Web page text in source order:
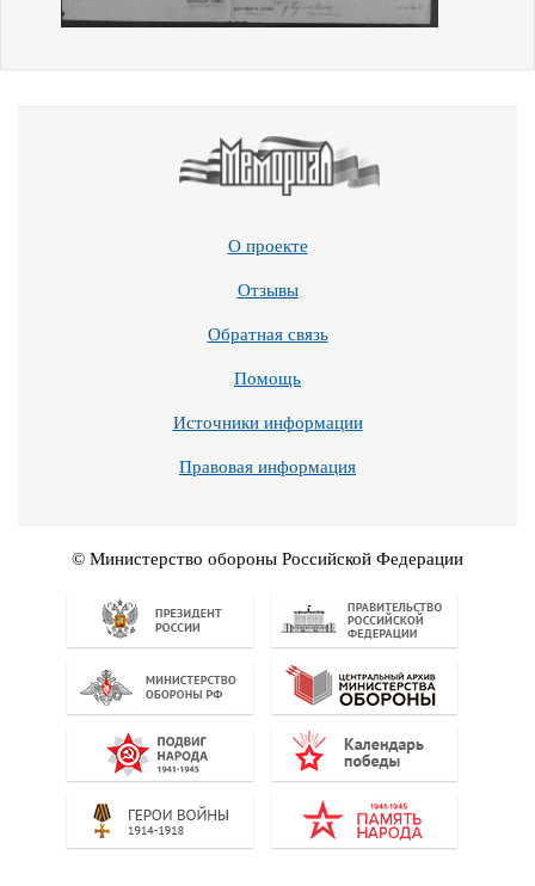
О проекте
Отзывы
Обратная связь
Помощь
Источники информации
Правовая информация
© Министерство обороны Российской Федерации